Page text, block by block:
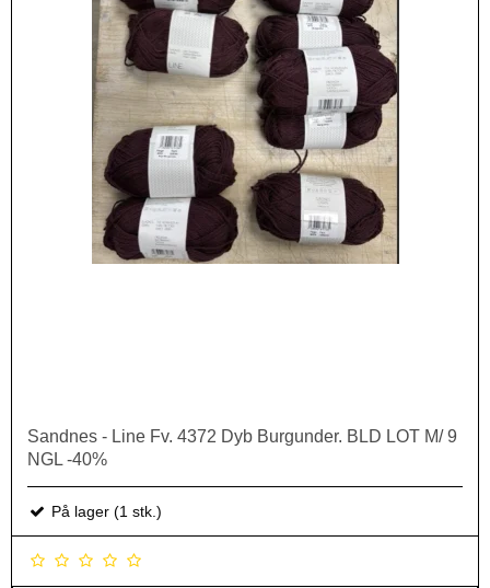
Sandnes - Line Fv. 4372 Dyb Burgunder. BLD LOT M/ 9
NGL -40%
På lager (1 stk.)